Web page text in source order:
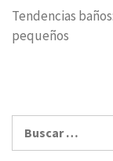
Tendencias
pequeños